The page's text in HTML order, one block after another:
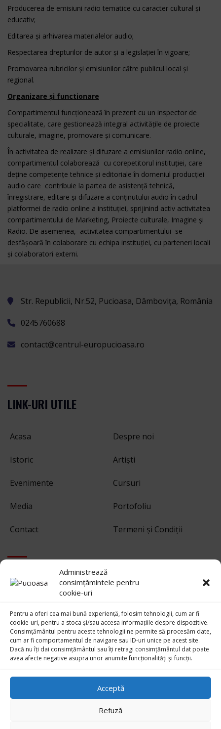
Administrează
consimțămintele pentru
cookie-uri
Pentru a oferi cea mai bună experiență, folosim tehnologii, cum ar fi
cookie-uri, pentru a stoca și/sau accesa informațiile despre dispozitive.
Consimțământul pentru aceste tehnologii ne permite să procesăm date,
cum ar fi comportamentul de navigare sau ID-uri unice pe acest site.
Dacă nu îți dai consimțământul sau îți retragi consimțământul dat poate
avea afecte negative asupra unor anumite funcționalități și funcții.
Acceptă
Refuză
Producerea de emisiuni radio tematice cu caracter cultural și
educativ;
Editarea și arhivarea materialelor audio;
Respectarea drepturilor de autor și a legislației în vigoare;
Promovarea rubricilor și emisiunilor către publicul local și
regional.
Organizare și functionare
Compartimentul funcționează în prezent cu un inspector de
specialitate, care gestionează integral activitățile de proiecte
culturale, imagine, promovare și comunicare.
În activitatea de realizare și difuzare a emisiunilor radio online,
compartimentul colaborează cu corepetitorul instituției, care
deține competențe tehnice și editoriale în domeniul producției
audio care contribuie la partea de asistență tehnică,
înregistrare, editare și difuzare a conținutului audio în cadrul
platformei de radio online a instituției, sprijinind activ activitatea
compartimentului de Marketing, Proiecte culturale, Imagine și
Radio. De asemenea, activitatea compartimentului se
desfășoară în colaborare cu echipa instituției, cu parteneri locali
și colaboratori externi.
Str. Republicii, Nr.52, Pucioasa, Dâmbovița, România
0245760688
contact@centrul-europucioasa.ro
LINK-URI UTILE
Acasa Despre noi
Istoric Artiști
Evenimente Cursuri
Media Portofoliu
Contact Termeni și Condiții
EXTRA
Termeni si conditii
Confidentialitate
Politică cookie-uri (UE